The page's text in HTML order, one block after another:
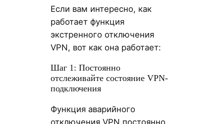
Если вам интересно, как
работает функция
экстренного отключения
VPN, вот как она работает:
Шаг 1: Постоянно
отслеживайте состояние VPN-
подключения
Функция аварийного